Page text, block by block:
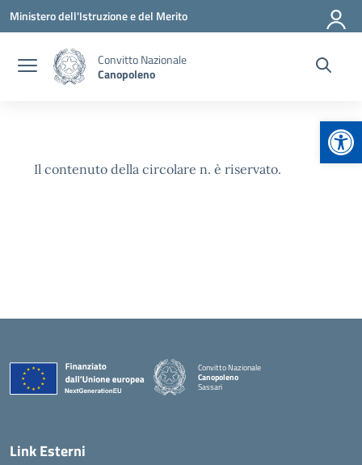
Vai ai contenuti
Vai al menu di navigazione
Vai al footer
Ministero dell'Istruzione e del Merito
Convitto Nazionale
Canopoleno
Il contenuto della circolare n. è riservato.
Convitto Nazionale
Canopoleno
Sassari
Link Esterni